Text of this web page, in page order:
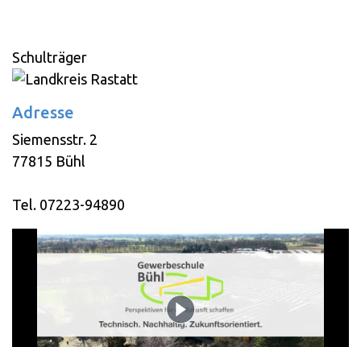
Schulträger
Adresse
Siemensstr. 2
77815 Bühl
Tel. 07223-94890